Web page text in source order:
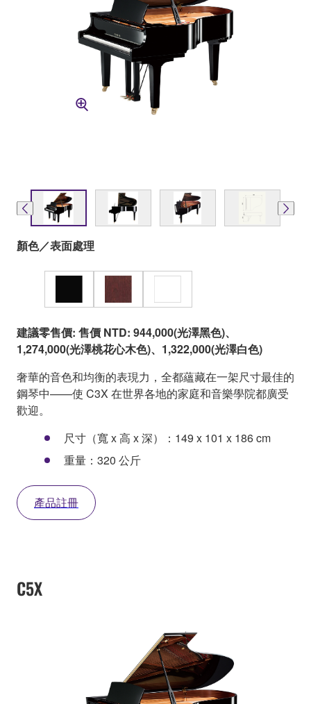
顏色／表面處理
建議零售價: 售價 NTD: 944,000(光澤黑色)、
1,274,000(光澤桃花心木色)、1,322,000(光澤白色)
奢華的音色和均衡的表現力，全都蘊藏在一架尺寸最佳的
鋼琴中——使 C3X 在世界各地的家庭和音樂學院都廣受
歡迎。
尺寸（寬 x 高 x 深）：149 x 101 x 186 cm
重量：320 公斤
產品註冊
C5X